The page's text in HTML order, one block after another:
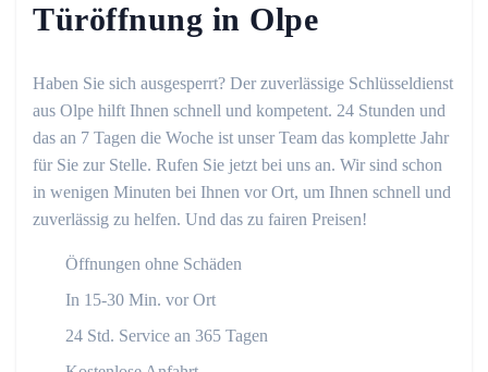
Türöffnung in Olpe
Haben Sie sich ausgesperrt? Der zuverlässige Schlüsseldienst
aus Olpe hilft Ihnen schnell und kompetent. 24 Stunden und
das an 7 Tagen die Woche ist unser Team das komplette Jahr
für Sie zur Stelle. Rufen Sie jetzt bei uns an. Wir sind schon
in wenigen Minuten bei Ihnen vor Ort, um Ihnen schnell und
zuverlässig zu helfen. Und das zu fairen Preisen!
Öffnungen ohne Schäden
In 15-30 Min. vor Ort
24 Std. Service an 365 Tagen